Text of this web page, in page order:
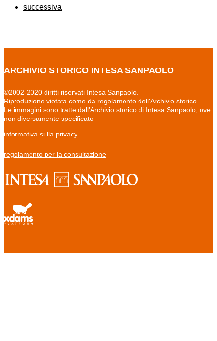
successiva
ARCHIVIO STORICO INTESA SANPAOLO
©2002-2020 diritti riservati Intesa Sanpaolo.
Riproduzione vietata come da regolamento dell'Archivio storico.
Le immagini sono tratte dall'Archivio storico di Intesa Sanpaolo, ove
non diversamente specificato
informativa sulla privacy
regolamento per la consultazione